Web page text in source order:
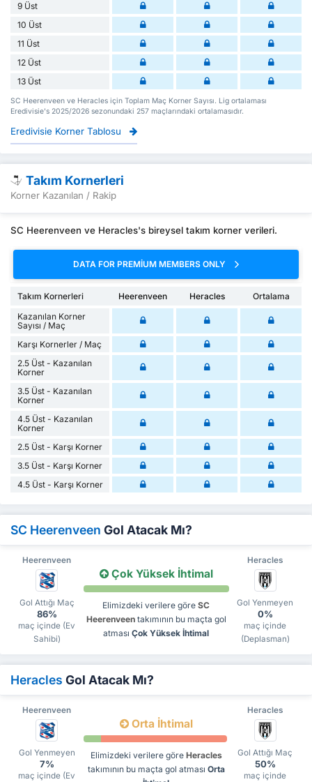
9 Üst
10 Üst
11 Üst
12 Üst
13 Üst
SC Heerenveen ve Heracles için Toplam Maç Korner Sayısı. Lig ortalaması
Eredivisie's 2025/2026 sezonundaki 257 maçlarındaki ortalamasıdır.
Eredivisie Korner Tablosu
Takım Kornerleri
Korner Kazanılan / Rakip
SC Heerenveen ve Heracles's bireysel takım korner verileri.
DATA FOR PREMIUM MEMBERS ONLY
Takım Kornerleri Heerenveen Heracles
Ortalama
Kazanılan Korner
Sayısı / Maç
Karşı Kornerler / Maç
2.5 Üst - Kazanılan
Korner
3.5 Üst - Kazanılan
Korner
4.5 Üst - Kazanılan
Korner
2.5 Üst - Karşı Korner
3.5 Üst - Karşı Korner
4.5 Üst - Karşı Korner
SC Heerenveen Gol Atacak Mı?
Heerenveen Heracles
Gol Attığı Maç
86%
maç içinde (Ev
Sahibi)
Çok Yüksek İhtimal
Elimizdeki verilere göre SC
Heerenveen takımının bu maçta gol
atması Çok Yüksek İhtimal
Gol Yenmeyen
0%
maç içinde
(Deplasman)
Heracles Gol Atacak Mı?
Heerenveen Heracles
Gol Yenmeyen
7%
maç içinde (Ev
Orta İhtimal
Elimizdeki verilere göre Heracles
takımının bu maçta gol atması Orta
Gol Attığı Maç
50%
maç içinde